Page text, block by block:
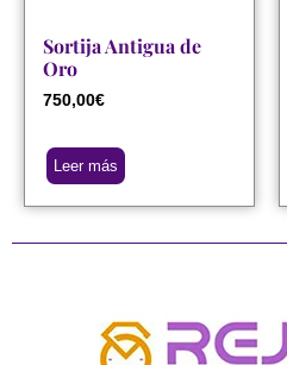
Sortija Antigua de
Oro
750,00€
Leer más